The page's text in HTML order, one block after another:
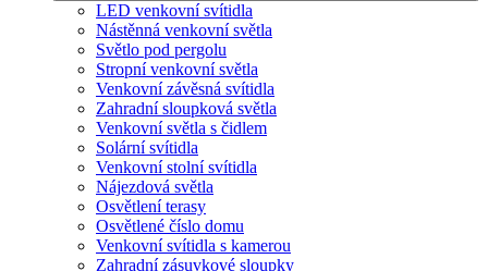
LED venkovní svítidla
Nástěnná venkovní světla
Světlo pod pergolu
Stropní venkovní světla
Venkovní závěsná svítidla
Zahradní sloupková světla
Venkovní světla s čidlem
Solární svítidla
Venkovní stolní svítidla
Nájezdová světla
Osvětlení terasy
Osvětlené číslo domu
Venkovní svítidla s kamerou
Zahradní zásuvkové sloupky